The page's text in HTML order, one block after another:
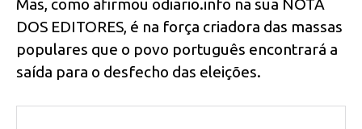
Mas, como afirmou odiario.info na sua NOTA
DOS EDITORES, é na força criadora das massas
populares que o povo português encontrará a
saída para o desfecho das eleições.